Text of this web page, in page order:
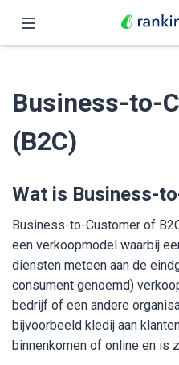
Functies
Prijzen
Partners
Blog
Nederlands
Business-to-
(B2C)
Wat is Business-
Business-to-Customer of
een verkoopmodel waarbij
diensten meteen aan de
consument genoemd)
bedrijf of een andere
bijvoorbeeld kledij aan
binnenkomen of online en is